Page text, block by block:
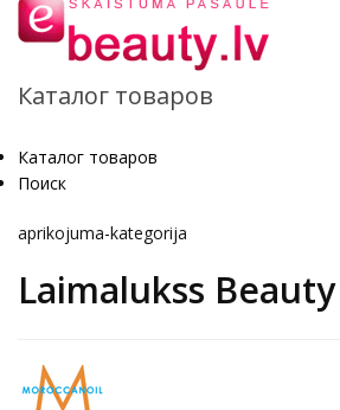
Каталог товаров
Каталог товаров
Поиск
aprikojuma-kategorija
Laimalukss Beauty